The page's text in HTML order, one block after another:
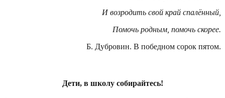
И возродить свой край спалённый,
Помочь родным, помочь скорее.
Б. Дубровин. В победном сорок пятом.
Дети, в школу собирайтесь!